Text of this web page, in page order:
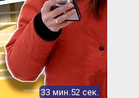
территории
на
17 стран.
в
«Атриум» и
с жильем,
музыки от
Architekten.
33 мин.52 сек.